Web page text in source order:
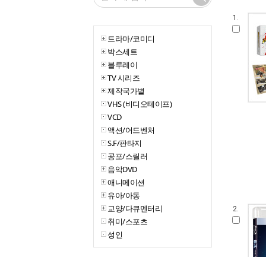
드라마/코미디
박스세트
블루레이
TV 시리즈
제작국가별
VHS (비디오테이프)
VCD
액션/어드벤처
S.F/판타지
공포/스릴러
음악DVD
애니메이션
유아/아동
교양/다큐멘터리
취미/스포츠
성인
1.
2.